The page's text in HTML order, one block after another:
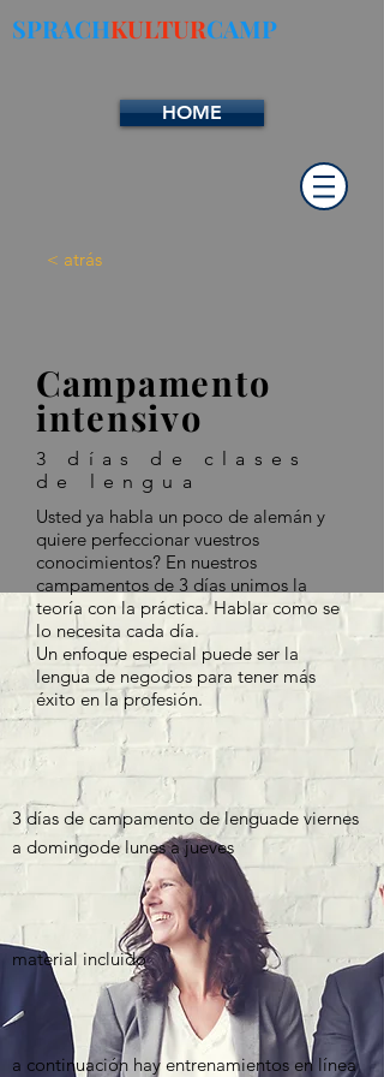
SPRACHKULTURCAMP
HOME
< atrás
Campamento
intensivo
3 días de clases
de lengua
Usted ya habla un poco de alemán y
quiere perfeccionar vuestros
conocimientos? En nuestros
campamentos de 3 días unimos la
teoría con la práctica. Hablar como se
lo necesita cada día.
Un enfoque especial puede ser la
lengua de negocios para tener más
éxito en la profesión.
3 días de campamento de lenguade viernes
a domingode lunes a jueves
material incluido
a continuación hay entrenamientos en línea